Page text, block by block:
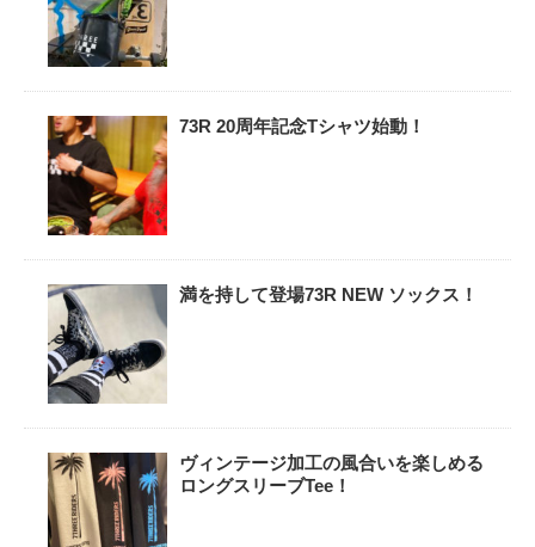
73R 20周年記念Tシャツ始動！
満を持して登場73R NEW ソックス！
ヴィンテージ加工の風合いを楽しめる
ロングスリーブTee！